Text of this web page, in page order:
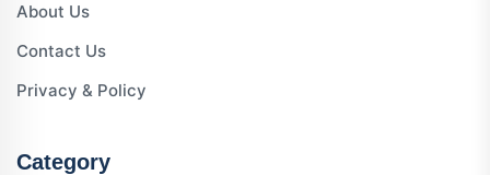
About Us
Contact Us
Privacy & Policy
Category